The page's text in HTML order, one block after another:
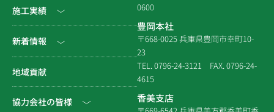
会社沿革
拠点一覧
企業倫理規定
公共工事
住宅関連
各種連携
施工実績
土木
建築（民間）
新着情報
NEWS & EVENT
地域貢献
協力会社の皆様
0600
豊岡本社
〒668-0025 兵庫県豊岡市幸町10-
23
TEL. 0796-24-3121 FAX. 0796-24-
4615
香美支店